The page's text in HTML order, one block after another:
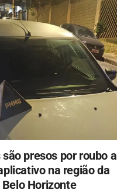
presos por roubo a
na região da
Horizonte